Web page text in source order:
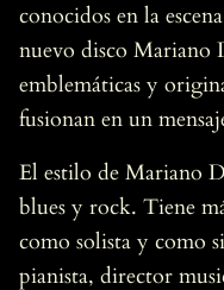
conocidos en la
nuevo disco Mariano
emblemáticas y
fusionan en un
El estilo de Mariano
blues y rock. Tiene
como solista y como
pianista, director